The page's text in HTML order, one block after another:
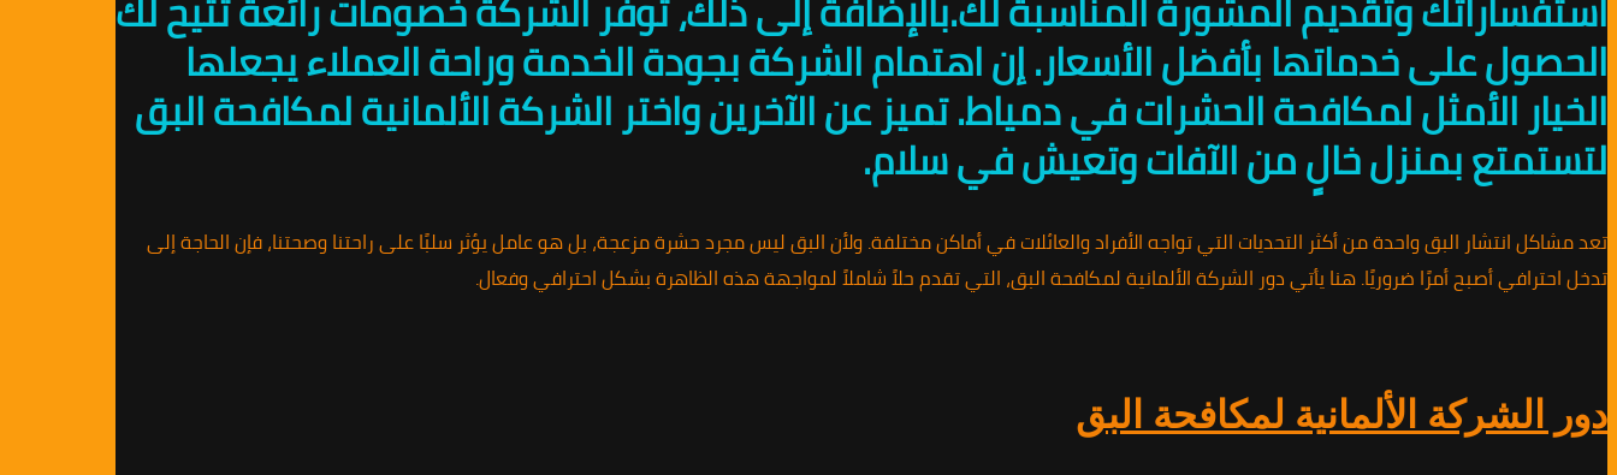
الحصول على خدماتها بأفضل الأسعار. إن اهتمام الشركة بجودة الخدمة وراحة العملاء يجعلها
الخيار الأمثل لمكافحة الحشرات في دمياط. تميز عن الآخرين واختر الشركة الألمانية لمكافحة البق
لتستمتع بمنزل خالٍ من الآفات وتعيش في سلام.
تعد مشاكل انتشار البق واحدة من أكثر التحديات التي تواجه الأفراد والعائلات في أماكن مختلفة. ولأن البق ليس مجرد حشرة مزعجة، بل هو عامل يؤثر سلبًا على راحتنا وصحتنا، فإن الحاجة إلى
تدخل احترافي أصبح أمرًا ضروريًا. هنا يأتي دور الشركة الألمانية لمكافحة البق، التي تقدم حلاً شاملاً لمواجهة هذه الظاهرة بشكل احترافي وفعال.
دور الشركة الألمانية لمكافحة البق